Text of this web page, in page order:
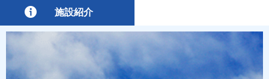
施設紹介